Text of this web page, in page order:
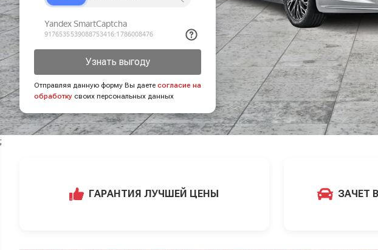
Узнать выгоду
Отправляя данную форму Вы даете согласие на
обработку своих персональных данных
;
ГАРАНТИЯ ЛУЧШЕЙ ЦЕНЫ ЗАЧЕТ